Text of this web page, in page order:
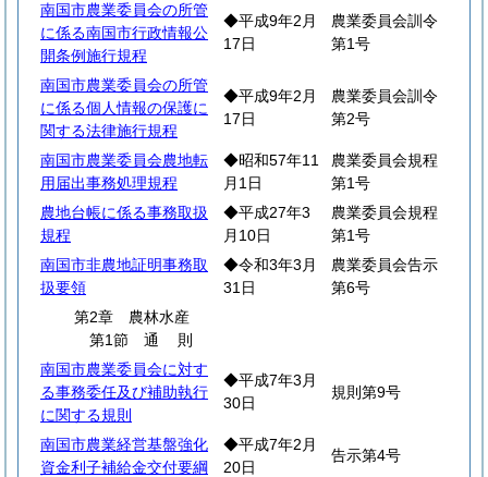
南国市農業委員会の所管
に係る南国市行政情報公
開条例施行規程
◆平成9年2月
17日
農業委員会訓令
第1号
南国市農業委員会の所管
に係る個人情報の保護に
関する法律施行規程
◆平成9年2月
17日
農業委員会訓令
第2号
南国市農業委員会農地転
用届出事務処理規程
◆昭和57年11
月1日
農業委員会規程
第1号
農地台帳に係る事務取扱
規程
◆平成27年3
月10日
農業委員会規程
第1号
南国市非農地証明事務取
扱要領
◆令和3年3月
31日
農業委員会告示
第6号
第2章 農林水産
第1節 通 則
南国市農業委員会に対す
る事務委任及び補助執行
に関する規則
◆平成7年3月
30日
規則第9号
南国市農業経営基盤強化
資金利子補給金交付要綱
◆平成7年2月
20日
告示第4号